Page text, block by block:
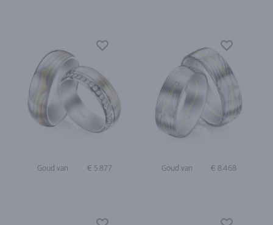
Goud van € 5.877 Goud van € 8.468